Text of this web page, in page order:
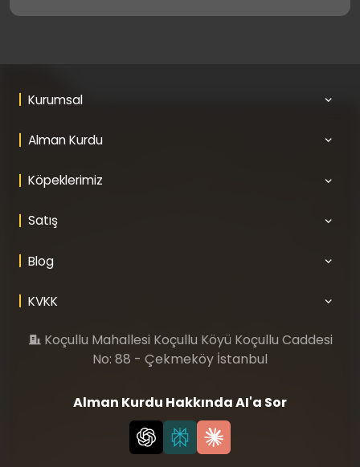
Kurumsal
Alman Kurdu
Köpeklerimiz
Satış
Blog
KVKK
Koçullu Mahallesi Koçullu Köyü Koçullu Caddesi
No: 88 - Çekmeköy İstanbul
Alman Kurdu Hakkında AI'a Sor